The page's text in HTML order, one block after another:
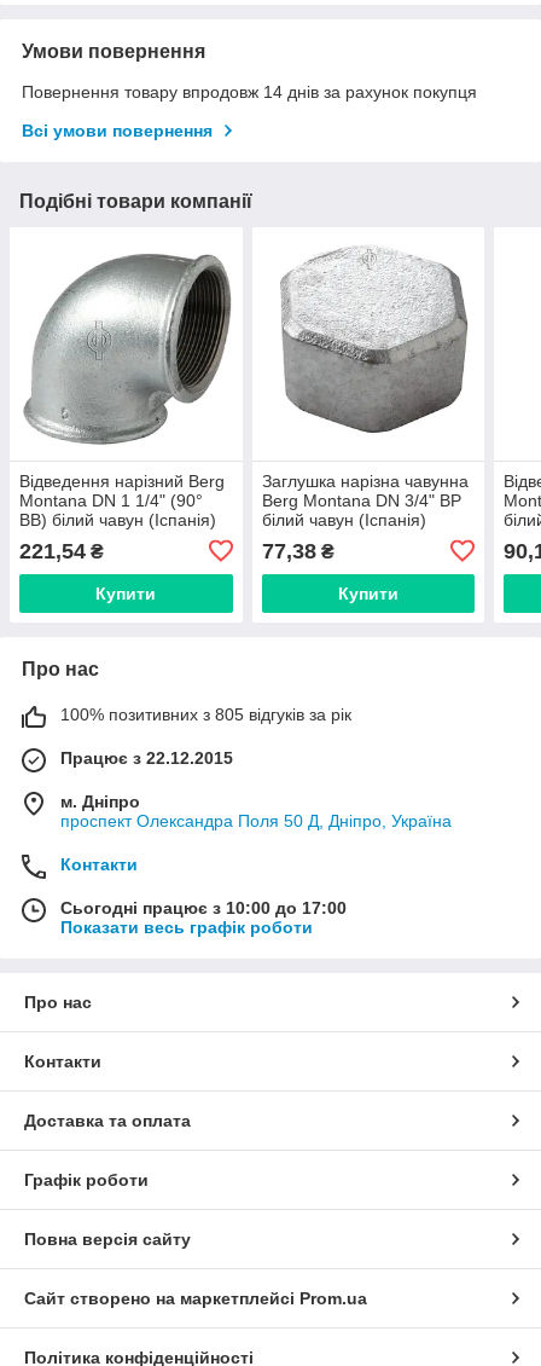
Умови повернення
Повернення товару впродовж 14 днів за рахунок покупця
Всі умови повернення
Подібні товари компанії
Відведення нарізний Berg
Montana DN 1 1/4" (90°
ВВ) білий чавун (Іспанія)
221,54 ₴
Купити
Заглушка нарізна чавунна
Berg Montana DN 3/4" ВР
білий чавун (Іспанія)
77,38₴
Купити
Про нас
100% позитивних з 805 відгуків за рік
Працює з 22.12.2015
м. Дніпро
проспект Олександра Поля 50 Д, Дніпро, Україна
Контакти
Сьогодні працює з 10:00 до 17:00
Показати весь графік роботи
Про нас
Контакти
Доставка та оплата
Графік роботи
Повна версія сайту
Сайт створено на маркетплейсі Prom.ua
Політика конфіденційності